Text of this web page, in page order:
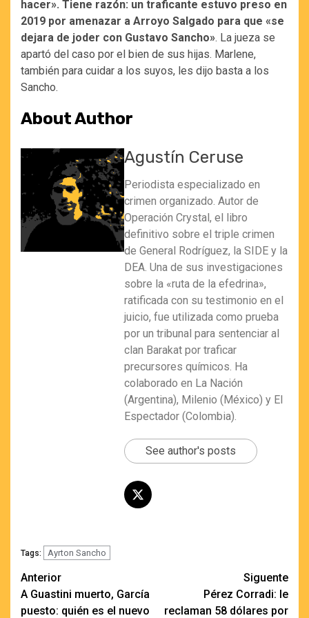
hacer». Tiene razón: un traficante estuvo preso en
2019 por amenazar a Arroyo Salgado para que «se
dejara de joder con Gustavo Sancho». La jueza se
apartó del caso por el bien de sus hijas. Marlene,
también para cuidar a los suyos, les dijo basta a los
Sancho.
About Author
Agustín Ceruse
Periodista especializado en
crimen organizado. Autor de
Operación Crystal, el libro
definitivo sobre el triple crimen
de General Rodríguez, la SIDE y la
DEA. Una de sus investigaciones
sobre la «ruta de la efedrina»,
ratificada con su testimonio en el
juicio, fue utilizada como prueba
por un tribunal para sentenciar al
clan Barakat por traficar
precursores químicos. Ha
colaborado en La Nación
(Argentina), Milenio (México) y El
Espectador (Colombia).
See author's posts
Tags: Ayrton Sancho
Navegación
de
Anterior
A Guastini muerto, García
puesto: quién es el nuevo
Siguente
Pérez Corradi: le
reclaman 58 dólares por